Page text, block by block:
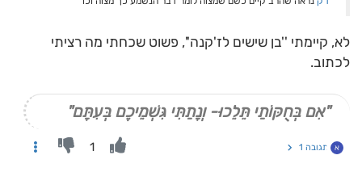
לא, קיימתי ''בן שישים לז'קנה'', פשוט שכחתי מה רציתי
לכתוב.
"אִם בְּחֻקּוֹתַי תֵּלֵכוּ- וְנָתַתִּי גִּשְׁמֵיכֶם בְּעִתָּם"
א תגובה 1 1